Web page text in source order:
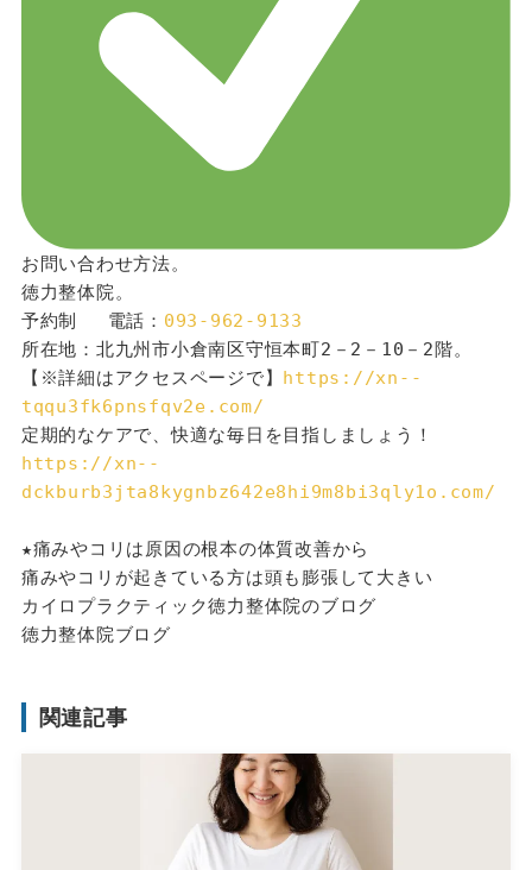
お問い合わせ方法。
徳力整体院。
予約制 　電話： 093-962-9133
所在地：北九州市小倉南区守恒本町2－2－10－2階。
【※詳細はアクセスページで】 https://xn--
tqqu3fk6pnsfqv2e.com/
定期的なケアで、快適な毎日を目指しましょう！
https://xn--
dckburb3jta8kygnbz642e8hi9m8bi3qly1o.com/
★痛みやコリは原因の根本の体質改善から
痛みやコリが起きている方は頭も膨張して大きい
カイロプラクティック徳力整体院のブログ
徳力整体院ブログ
関連記事